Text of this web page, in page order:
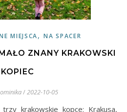
MIEJSCA,NA SPACER
ZNANY KRAKOWSKI
KOPIEC
/2022-10-05